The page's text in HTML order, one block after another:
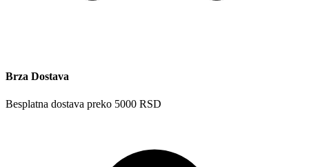
Brza Dostava
Besplatna dostava preko 5000 RSD